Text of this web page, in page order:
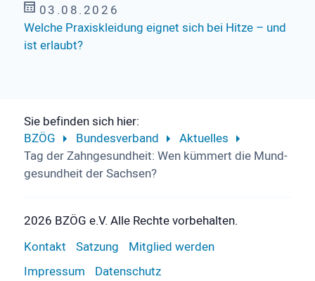
03.08.2026
Welche Praxiskleidung eignet sich bei Hitze – und
ist erlaubt?
Sie befinden sich hier:
BZÖG
Bundesverband
Aktuelles
Tag der Zahn­gesundheit: Wen kümmert die Mund­
gesund­heit der Sachsen?
2026 BZÖG e.V. Alle Rechte vorbehalten.
Kontakt Satzung
Mitglied werden
Impressum
Datenschutz